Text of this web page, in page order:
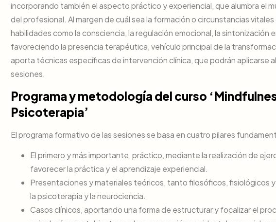
incorporando también el aspecto práctico y experiencial, que alumbra el
del profesional. Al margen de cuál sea la formación o circunstancias
habilidades como la consciencia, la regulación emocional, la sintonización
favoreciendo la presencia terapéutica, vehículo principal de la
aporta técnicas específicas de intervención clínica, que podrán aplicarse
sesiones.
Programa y metodología del curso
Psicoterapia’
El programa formativo de las sesiones se basa en cuatro pilares
El primero y más importante, práctico, mediante la realización de
favorecer la práctica y el aprendizaje experiencial.
Presentaciones y materiales teóricos, tanto filosóficos, fisiológicos
la psicoterapia y la neurociencia.
Casos clínicos, aportando una forma de estructurar y focalizar el